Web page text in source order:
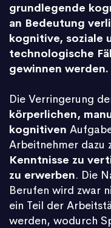
grundlegende
an Bedeutung
kognitive, soziale
technologische
gewinnen werden.
Die Verringerung
körperlichen,
kognitiven
Arbeitnehmer dazu
Kenntnisse zu
zu erwerben. Die
Berufen wird zwar
ein Teil der
werden, wodurch